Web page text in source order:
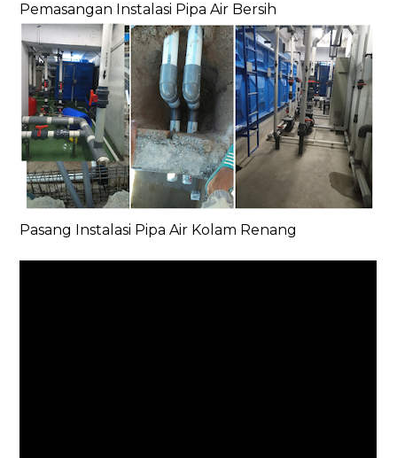
Pemasangan Instalasi Pipa Air Bersih
Pasang Instalasi Pipa Air Kolam Renang